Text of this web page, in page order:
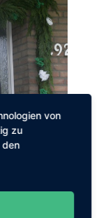
Max Thür.
von
zu